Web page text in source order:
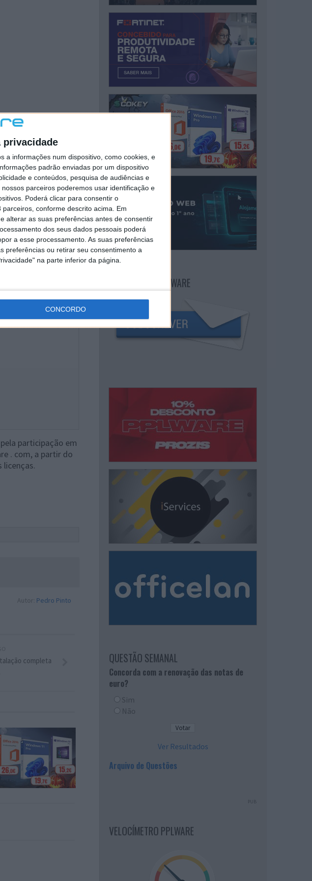
privacidade
a informações num dispositivo, como cookies, e
padrão enviadas por um dispositivo
e conteúdos, pesquisa de audiências e
parceiros poderemos usar identificação e
Poderá clicar para consentir o
conforme descrito acima. Em
alterar as suas preferências antes de consentir
dos seus dados pessoais poderá
a esse processamento. As suas preferências
preferências ou retirar seu consentimento a
na parte inferior da página.
CONCORDO
participação em
. com, a partir do
licenças.
Autor: Pedro Pinto
completa
NEWSLETTER PPLWARE
QUESTÃO SEMANAL
Concorda com a renovação das notas de
euro?
Sim
Não
Ver Resultados
Arquivo de Questões
PUB
VELOCÍMETRO PPLWARE